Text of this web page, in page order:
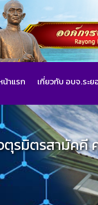
น้าแรก เกี่ยวกับ อบจ.ระย
รมิตรสามัคคี